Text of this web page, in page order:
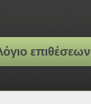
επιθέσεων